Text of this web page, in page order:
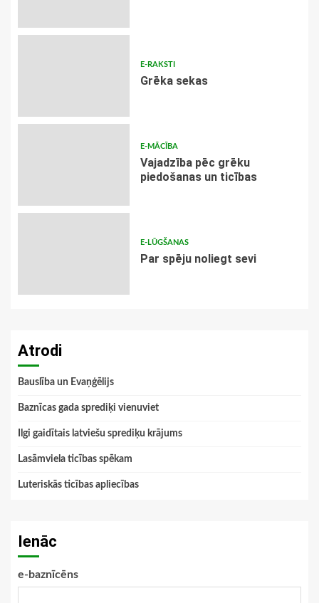
E-RAKSTI
Grēka sekas
E-MĀCĪBA
Vajadzība pēc grēku
piedošanas un ticības
E-LŪGŠANAS
Par spēju noliegt sevi
Atrodi
Bauslība un Evaņģēlijs
Baznīcas gada sprediķi vienuviet
Ilgi gaidītais latviešu sprediķu krājums
Lasāmviela ticības spēkam
Luteriskās ticības apliecības
Ienāc
e-baznīcēns